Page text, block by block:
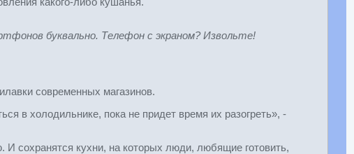
буквально. Телефон с экраном? Извольте!
современных магазинов.
в холодильнике, пока не придет время их разогреть», -
И сохранятся кухни, на которых люди, любящие готовить,